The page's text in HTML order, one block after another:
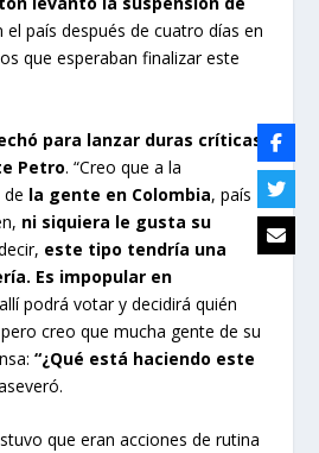
el país después de cuatro días en
que esperaban finalizar este
para lanzar duras críticas
Petro. “Creo que a la
la gente en Colombia, país
ni siquiera le gusta su
este tipo tendría una
Es impopular en
podrá votar y decidirá quién
creo que mucha gente de su
“¿Qué está haciendo este
que eran acciones de rutina